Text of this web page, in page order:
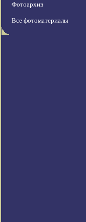
Фотоархив
Все фотоматериалы